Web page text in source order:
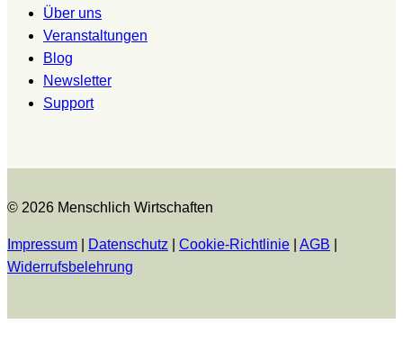
Über uns
Veranstaltungen
Blog
Newsletter
Support
© 2026 Menschlich Wirtschaften
Impressum Datenschutz Cookie-Richtlinie AGB
Widerrufsbelehrung